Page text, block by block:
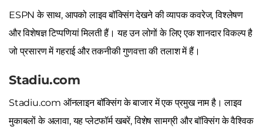
ESPN के साथ, आपको लाइव बॉक्सिंग देखने की व्यापक कवरेज, विश्लेषण
और विशेषज्ञ टिप्पणियां मिलती हैं। यह उन लोगों के लिए एक शानदार विकल्प है
जो प्रसारण में गहराई और तकनीकी गुणवत्ता की तलाश में हैं।
Stadiu.com
Stadiu.com ऑनलाइन बॉक्सिंग के बाजार में एक प्रमुख नाम है। लाइव
मुकाबलों के अलावा, यह प्लेटफॉर्म खबरें, विशेष सामग्री और बॉक्सिंग के वैश्विक